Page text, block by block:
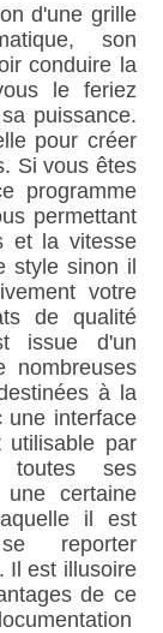
d'une grille
son
conduire la
le feriez
puissance.
pour créer
Si vous êtes
programme
permettant
et la vitesse
style sinon il
votre
de qualité
issue d'un
nombreuses
à la
une interface
utilisable par
toutes ses
une certaine
il est
reporter
Il est illusoire
de ce